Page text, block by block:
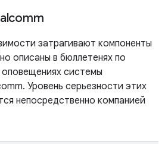
затрагивают компоненты
описаны в бюллетенях по
системы
Уровень серьезности этих
непосредственно компанией